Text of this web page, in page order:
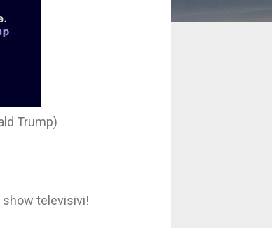
Trump)
show televisivi!